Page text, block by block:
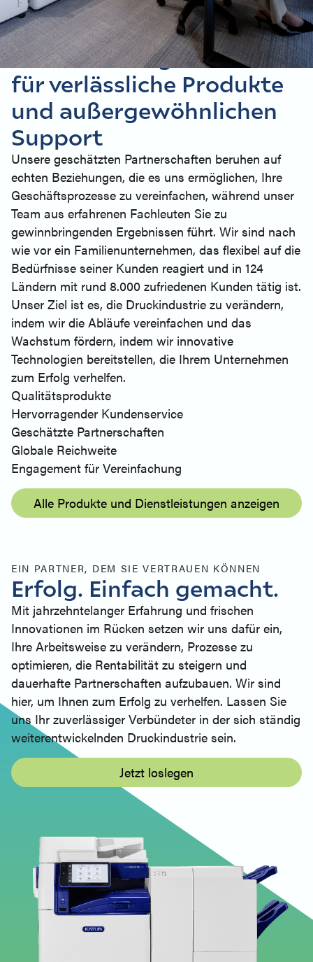
IHR UNTERNEHMEN STÄRKEN
Ihr zuverlässiger Partner
für verlässliche Produkte
und außergewöhnlichen
Support
Unsere geschätzten Partnerschaften beruhen auf
echten Beziehungen, die es uns ermöglichen, Ihre
Geschäftsprozesse zu vereinfachen, während unser
Team aus erfahrenen Fachleuten Sie zu
gewinnbringenden Ergebnissen führt. Wir sind nach
wie vor ein Familienunternehmen, das flexibel auf die
Bedürfnisse seiner Kunden reagiert und in 124
Ländern mit rund 8.000 zufriedenen Kunden tätig ist.
Unser Ziel ist es, die Druckindustrie zu verändern,
indem wir die Abläufe vereinfachen und das
Wachstum fördern, indem wir innovative
Technologien bereitstellen, die Ihrem Unternehmen
zum Erfolg verhelfen.
Qualitätsprodukte
Hervorragender Kundenservice
Geschätzte Partnerschaften
Globale Reichweite
Engagement für Vereinfachung
Alle Produkte und Dienstleistungen anzeigen
EIN PARTNER, DEM SIE VERTRAUEN KÖNNEN
Erfolg. Einfach gemacht.
Mit jahrzehntelanger Erfahrung und frischen
Innovationen im Rücken setzen wir uns dafür ein,
Ihre Arbeitsweise zu verändern, Prozesse zu
optimieren, die Rentabilität zu steigern und
dauerhafte Partnerschaften aufzubauen. Wir sind
hier, um Ihnen zum Erfolg zu verhelfen. Lassen Sie
uns Ihr zuverlässiger Verbündeter in der sich ständig
weiterentwickelnden Druckindustrie sein.
Jetzt loslegen